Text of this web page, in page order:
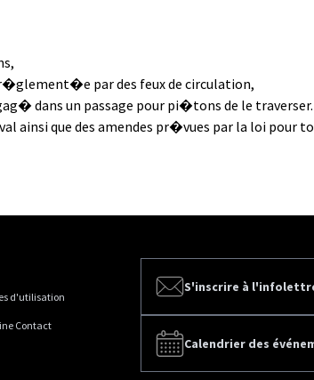
par des feux de circulation,
dans un passage pour pi�tons de le traverser.
ainsi que des amendes pr�vues par la loi pour
S'inscrire à
Calendrier des
d'utilisation
Contact